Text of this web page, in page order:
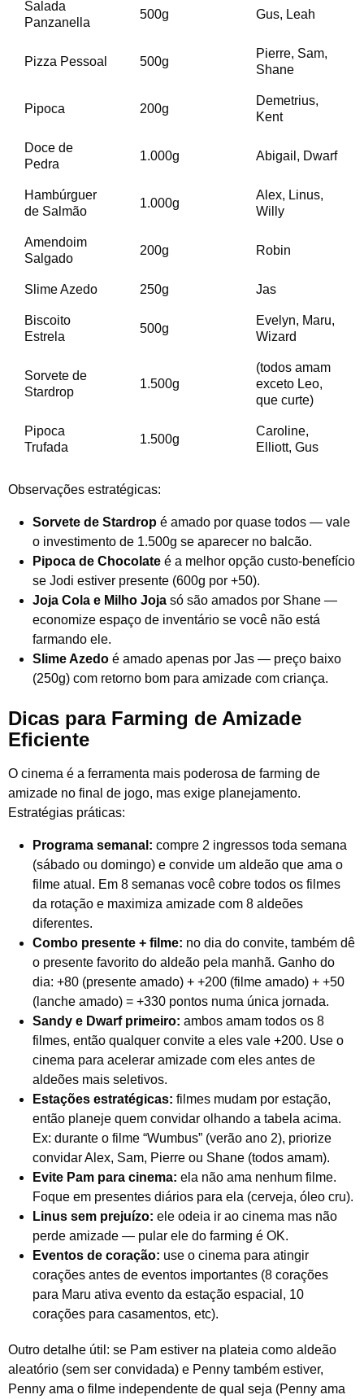
Salada
Panzanella
500g Gus, Leah
Pizza Pessoal 500g
Pierre, Sam,
Shane
Pipoca 200g
Demetrius,
Kent
Doce de
Pedra
1.000g Abigail, Dwarf
Hambúrguer
de Salmão
1.000g
Alex, Linus,
Willy
Amendoim
Salgado
200g Robin
Slime Azedo 250g Jas
Biscoito
Estrela
500g
Evelyn, Maru,
Wizard
Sorvete de
Stardrop
1.500g
(todos amam
exceto Leo,
que curte)
Pipoca
Trufada
1.500g
Caroline,
Elliott, Gus
Observações estratégicas:
Sorvete de Stardrop é amado por quase todos — vale
o investimento de 1.500g se aparecer no balcão.
Pipoca de Chocolate é a melhor opção custo-benefício
se Jodi estiver presente (600g por +50).
Joja Cola e Milho Joja só são amados por Shane —
economize espaço de inventário se você não está
farmando ele.
Slime Azedo é amado apenas por Jas — preço baixo
(250g) com retorno bom para amizade com criança.
Dicas para Farming de Amizade
Eficiente
O cinema é a ferramenta mais poderosa de farming de
amizade no final de jogo, mas exige planejamento.
Estratégias práticas:
Programa semanal: compre 2 ingressos toda semana
(sábado ou domingo) e convide um aldeão que ama o
filme atual. Em 8 semanas você cobre todos os filmes
da rotação e maximiza amizade com 8 aldeões
diferentes.
Combo presente + filme: no dia do convite, também dê
o presente favorito do aldeão pela manhã. Ganho do
dia: +80 (presente amado) + +200 (filme amado) + +50
(lanche amado) = +330 pontos numa única jornada.
Sandy e Dwarf primeiro: ambos amam todos os 8
filmes, então qualquer convite a eles vale +200. Use o
cinema para acelerar amizade com eles antes de
aldeões mais seletivos.
Estações estratégicas: filmes mudam por estação,
então planeje quem convidar olhando a tabela acima.
Ex: durante o filme “Wumbus” (verão ano 2), priorize
convidar Alex, Sam, Pierre ou Shane (todos amam).
Evite Pam para cinema: ela não ama nenhum filme.
Foque em presentes diários para ela (cerveja, óleo cru).
Linus sem prejuízo: ele odeia ir ao cinema mas não
perde amizade — pular ele do farming é OK.
Eventos de coração: use o cinema para atingir
corações antes de eventos importantes (8 corações
para Maru ativa evento da estação espacial, 10
corações para casamentos, etc).
Outro detalhe útil: se Pam estiver na plateia como aldeão
aleatório (sem ser convidada) e Penny também estiver,
Penny ama o filme independente de qual seja (Penny ama